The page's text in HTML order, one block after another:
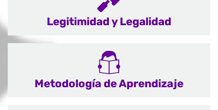
Legitimidad y Legalidad
Metodología de Aprendizaje